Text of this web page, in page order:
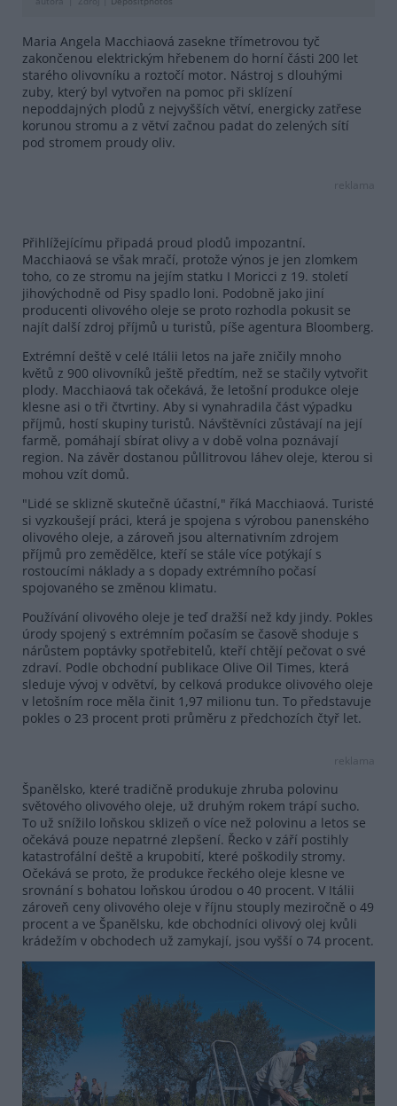
Maria Angela Macchiaová zasekne třímetrovou tyč
zakončenou elektrickým hřebenem do horní části 200 let
starého olivovníku a roztočí motor. Nástroj s dlouhými
zuby, který byl vytvořen na pomoc při sklízení
nepoddajných plodů z nejvyšších větví, energicky zatřese
korunou stromu a z větví začnou padat do zelených sítí
pod stromem proudy oliv.
reklama
Přihlížejícímu připadá proud plodů impozantní.
Macchiaová se však mračí, protože výnos je jen zlomkem
toho, co ze stromu na jejím statku I Moricci z 19. století
jihovýchodně od Pisy spadlo loni. Podobně jako jiní
producenti olivového oleje se proto rozhodla pokusit se
najít další zdroj příjmů u turistů, píše agentura Bloomberg.
Extrémní deště v celé Itálii letos na jaře zničily mnoho
květů z 900 olivovníků ještě předtím, než se stačily vytvořit
plody. Macchiaová tak očekává, že letošní produkce oleje
klesne asi o tři čtvrtiny. Aby si vynahradila část výpadku
příjmů, hostí skupiny turistů. Návštěvníci zůstávají na její
farmě, pomáhají sbírat olivy a v době volna poznávají
region. Na závěr dostanou půllitrovou láhev oleje, kterou si
mohou vzít domů.
"Lidé se sklizně skutečně účastní," říká Macchiaová. Turisté
si vyzkoušejí práci, která je spojena s výrobou panenského
olivového oleje, a zároveň jsou alternativním zdrojem
příjmů pro zemědělce, kteří se stále více potýkají s
rostoucími náklady a s dopady extrémního počasí
spojovaného se změnou klimatu.
Používání olivového oleje je teď dražší než kdy jindy. Pokles
úrody spojený s extrémním počasím se časově shoduje s
nárůstem poptávky spotřebitelů, kteří chtějí pečovat o své
zdraví. Podle obchodní publikace Olive Oil Times, která
sleduje vývoj v odvětví, by celková produkce olivového oleje
v letošním roce měla činit 1,97 milionu tun. To představuje
pokles o 23 procent proti průměru z předchozích čtyř let.
reklama
Španělsko, které tradičně produkuje zhruba polovinu
světového olivového oleje, už druhým rokem trápí sucho.
To už snížilo loňskou sklizeň o více než polovinu a letos se
očekává pouze nepatrné zlepšení. Řecko v září postihly
katastrofální deště a krupobití, které poškodily stromy.
Očekává se proto, že produkce řeckého oleje klesne ve
srovnání s bohatou loňskou úrodou o 40 procent. V Itálii
zároveň ceny olivového oleje v říjnu stouply meziročně o 49
procent a ve Španělsku, kde obchodníci olivový olej kvůli
krádežím v obchodech už zamykají, jsou vyšší o 74 procent.